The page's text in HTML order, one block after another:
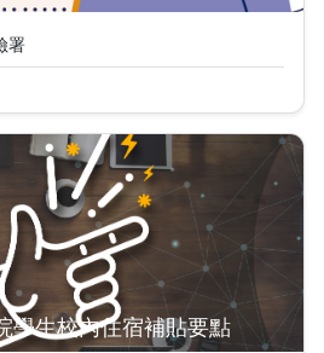
署
學生校內住宿補貼要點